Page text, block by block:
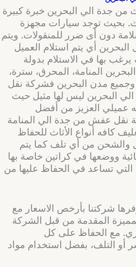
من جدة الي البحرين خبرة كبيرة
بحيث توجد سيارات مجهزة
دون أى ضرر للمنقولات. ويتم
البحرين أي يتم استلام العميل
يرغب بها في الاستلام بدولة
المنامة، المحرق، سترة،
وجميع مدن البحرين فشركة نقل
البحرين ليس لها مثيل حيث
عميلي العزيز من أفضل
نقل عفش من جدة الي المنامة
كافه أنواع الأثاث للحفاظ
والشحن من أي تلف كما يتم
ووضعها في كراتين خاصة بها
التي تساعد في الحفاظ عليها من
شركتنا بأرخص الاسعار مع
المقدمة من قبل الشركة
مع الحفاظ على كل
أو التلف، بفضل استخدام مواد